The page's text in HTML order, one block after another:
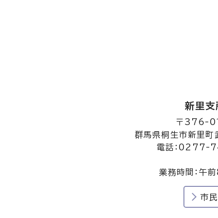
新里支
〒376-
群馬県桐生市新里
電話：0277-
業務時間：午
市